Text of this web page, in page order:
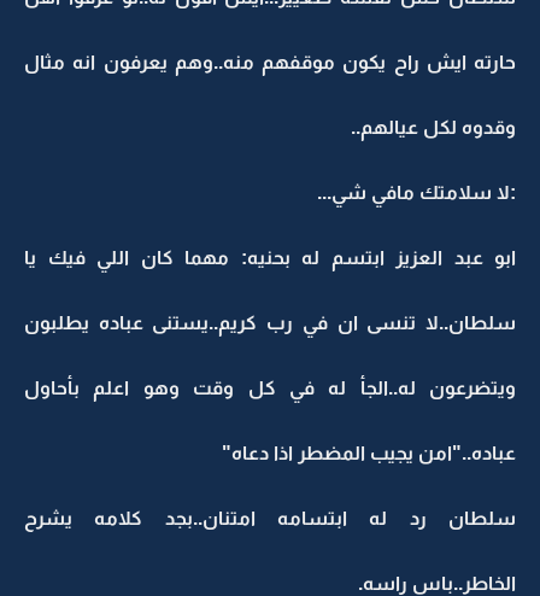
حارته ايش راح يكون موقفهم منه..وهم يعرفون انه مثال
وقدوه لكل عيالهم..
:لا سلامتك مافي شي...
ابو عبد العزيز ابتسم له بحنيه: مهما كان اللي فيك يا
سلطان..لا تنسى ان في رب كريم..يستنى عباده يطلبون
ويتضرعون له..الجأ له في كل وقت وهو اعلم بأحاول
عباده.."امن يجيب المضطر اذا دعاه"
سلطان رد له ابتسامه امتنان..بجد كلامه يشرح
الخاطر..باس راسه.